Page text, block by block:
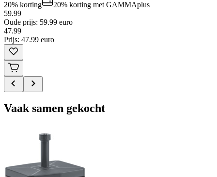
20% korting
20% korting met GAMMAplus
59.99
Oude prijs: 59.99 euro
47.99
Prijs: 47.99 euro
Vaak samen gekocht